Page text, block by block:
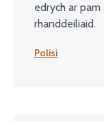
edrych ar
rhanddeiliaid.
Polisi